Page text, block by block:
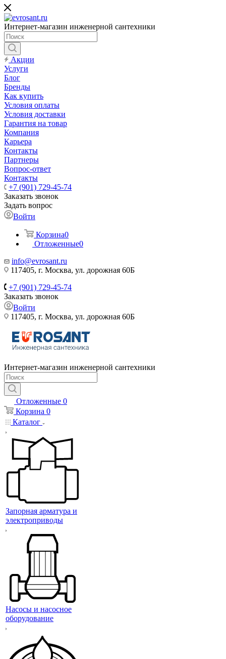
Интернет-магазин инженерной сантехники
Акции
Услуги
Блог
Бренды
Как купить
Условия оплаты
Условия доставки
Гарантия на товар
Компания
Карьера
Контакты
Партнеры
Вопрос-ответ
Контакты
+7 (901) 729-45-74
Заказать звонок
Задать вопрос
Войти
Корзина0
Отложенные0
info@evrosant.ru
117405, г. Москва, ул. дорожная 60Б
+7 (901) 729-45-74
Заказать звонок
Войти
117405, г. Москва, ул. дорожная 60Б
Интернет-магазин инженерной сантехники
Отложенные 0
Корзина 0
Каталог
Запорная арматура и
электроприводы
Насосы и насосное
оборудование